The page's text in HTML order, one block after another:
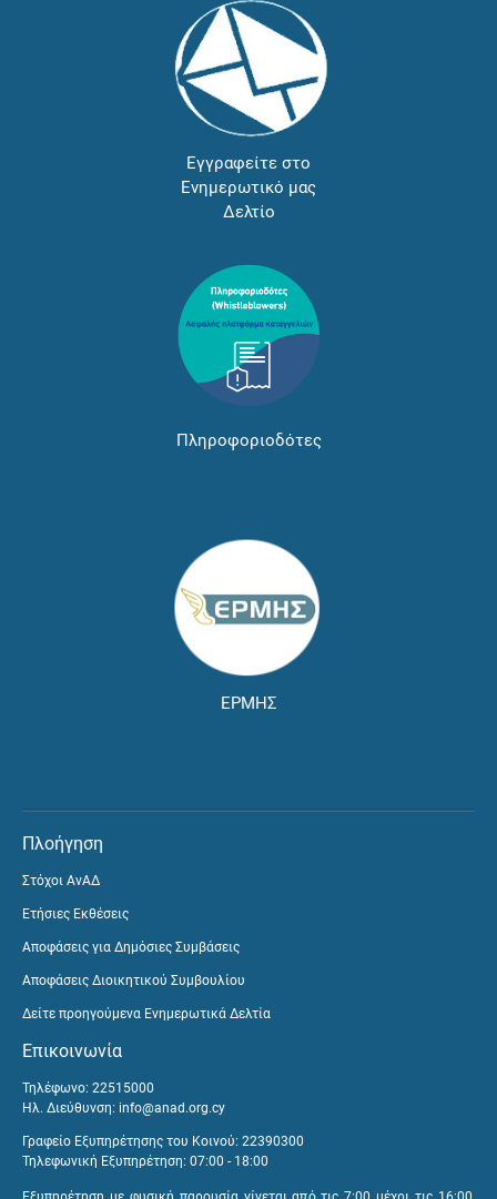
Εγγραφείτε στο
Ενημερωτικό μας
Δελτίο
Πληροφοριοδότες
ΕΡΜΗΣ
Πλοήγηση
Στόχοι ΑνΑΔ
Ετήσιες Εκθέσεις
Αποφάσεις για Δημόσιες Συμβάσεις
Αποφάσεις Διοικητικού Συμβουλίου
Δείτε προηγούμενα Ενημερωτικά Δελτία
Επικοινωνία
Τηλέφωνο: 22515000
Ηλ. Διεύθυνση: info@anad.org.cy
Γραφείο Εξυπηρέτησης του Κοινού: 22390300
Τηλεφωνική Εξυπηρέτηση: 07:00 - 18:00